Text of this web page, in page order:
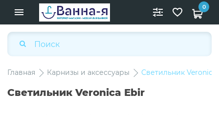
0
Главная Карнизы и аксессуары Светильник Veroniсa
Светильник Veroniсa Ebir